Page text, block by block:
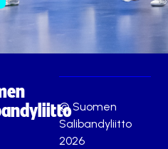
© Suomen
Salibandyliitto
2026